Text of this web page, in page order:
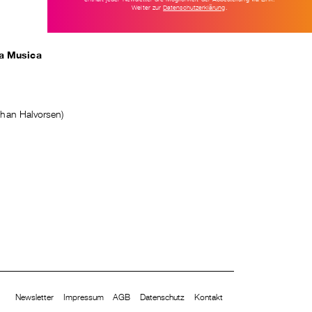
Musica
Halvorsen)
Newsletter Impressum AGB Datenschutz Kontakt
Weiter zurDatenschutzerklärung.